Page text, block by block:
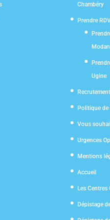
Chambéry
Prendre
Ugine
Recrutement
Politique
Vous
Urgences
Mentions
Accueil
Les
Dépistage